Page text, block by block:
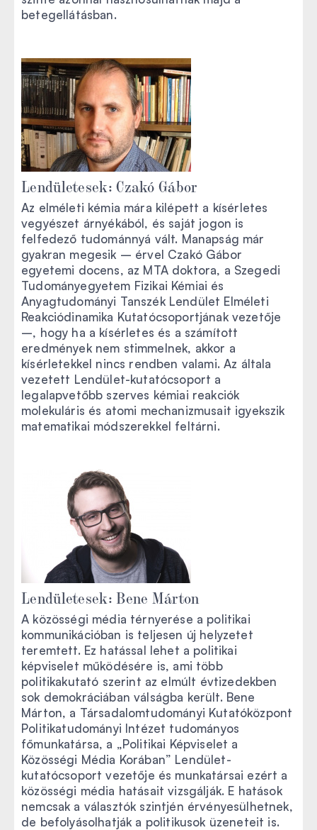
betegellátásban.
Lendületesek: Czakó Gábor
Az elméleti kémia mára kilépett a kísérletes
vegyészet árnyékából, és saját jogon is
felfedező tudománnyá vált. Manapság már
gyakran megesik – érvel Czakó Gábor
egyetemi docens, az MTA doktora, a Szegedi
Tudományegyetem Fizikai Kémiai és
Anyagtudományi Tanszék Lendület Elméleti
Reakciódinamika Kutatócsoportjának vezetője
–, hogy ha a kísérletes és a számított
eredmények nem stimmelnek, akkor a
kísérletekkel nincs rendben valami. Az általa
vezetett Lendület-kutatócsoport a
legalapvetőbb szerves kémiai reakciók
molekuláris és atomi mechanizmusait igyekszik
matematikai módszerekkel feltárni.
Lendületesek: Bene Márton
A közösségi média térnyerése a politikai
kommunikációban is teljesen új helyzetet
teremtett. Ez hatással lehet a politikai
képviselet működésére is, ami több
politikakutató szerint az elmúlt évtizedekben
sok demokráciában válságba került. Bene
Márton, a Társadalomtudományi Kutatóközpont
Politikatudományi Intézet tudományos
főmunkatársa, a „Politikai Képviselet a
Közösségi Média Korában” Lendület-
kutatócsoport vezetője és munkatársai ezért a
közösségi média hatásait vizsgálják. E hatások
nemcsak a választók szintjén érvényesülhetnek,
de befolyásolhatják a politikusok üzeneteit is.